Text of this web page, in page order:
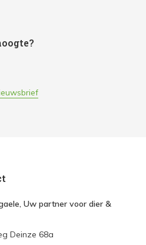
Uw partner voor dier &
Deinze 68a